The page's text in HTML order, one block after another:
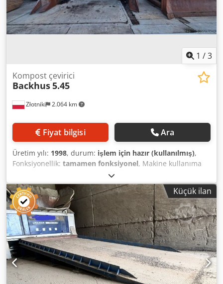
1 /3
Złotniki 2.064 km
Kompost çevirici
Backhus5.45
Fiyat bilgisi Ara
Üretim yılı: 1998, durum: işlem için hazır (kullanılmış),
Fonksiyonellik: tamamen fonksiyonel, Makine kullanıma
hazırdır. Ek ücret karşılığında, boya ve diğer parçaların
kum püskürtme ve yeniden boyama işlemleri talep üzerine
yapılabilir. Bakımı yapılmıştır. Son bakım tarihi: Nisan
2025. Kullanım kılavuzu. Deutz 6 silindirli motor, 240 HP.
Ölçüler (Uzunluk/Genişlik/Yükseklik): 3,45/4,65/3,35 m.
Çalışma ölçüleri: Dalga boyu 3,88 m, çap 1,0 m.
Dsdpfjzkrrwjx Abfjck Ağırlık: yaklaşık 10.000 kg. Taşıma
hacmi: 300–2.500 m³. Kilometre: bilinmiyor, kilometre
sayacı arızalı. Talep etmeniz halinde, makinenin çalışırken
çekilmiş kısa bir videosunu size göndermekten
memnuniyet duyarız.
Küçük ilan